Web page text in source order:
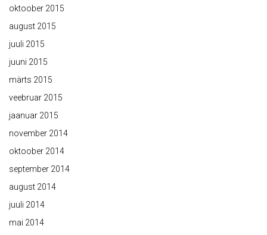
oktoober 2015
august 2015
juuli 2015
juuni 2015
märts 2015
veebruar 2015
jaanuar 2015
november 2014
oktoober 2014
september 2014
august 2014
juuli 2014
mai 2014